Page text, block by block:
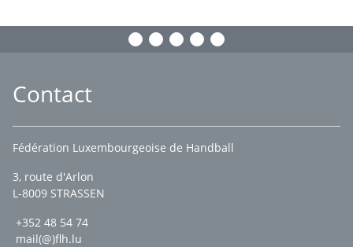
Contact
Fédération Luxembourgeoise de Handball
3, route d'Arlon
L-8009 STRASSEN
+352 48 54 74
mail(@)flh.lu